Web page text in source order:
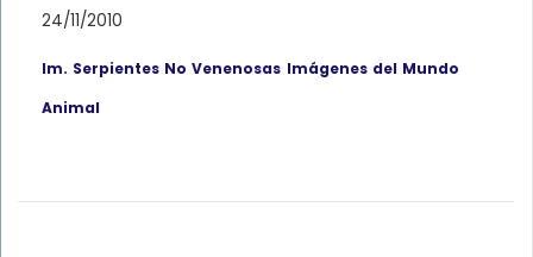
24/11/2010
Im. Serpientes No Venenosas Imágenes del Mundo
Animal